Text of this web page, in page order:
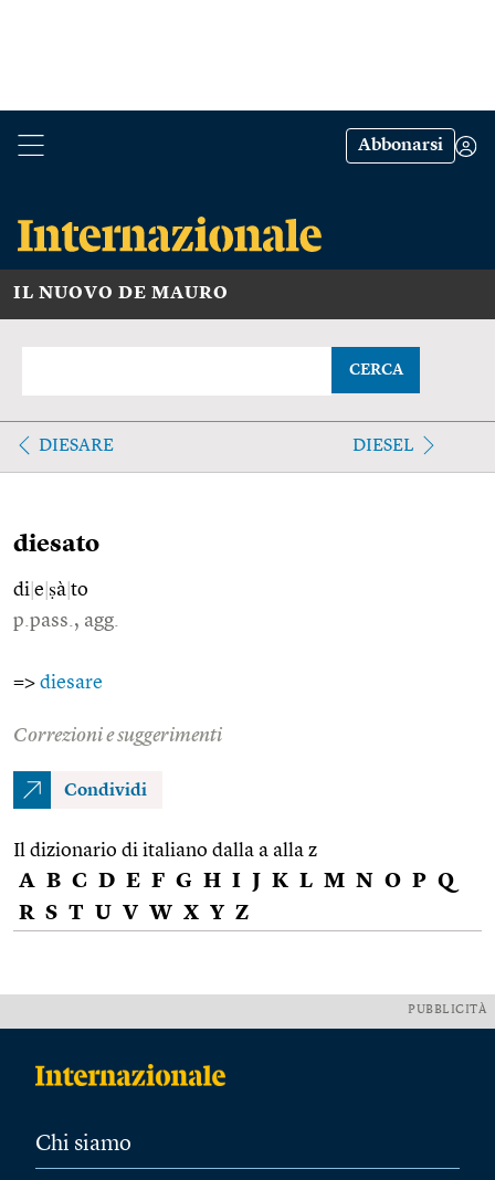
Abbonarsi
IL NUOVO DE MAURO
CERCA
DIESARE DIESEL
diesato
di e ṣà to
p.pass., agg.
=> diesare
Correzioni e suggerimenti
Condividi
Il dizionario di italiano dalla a alla z
A B C D E F G H I J K L M N O P Q
R S T U V W X Y Z
PUBBLICITÀ
Chi siamo